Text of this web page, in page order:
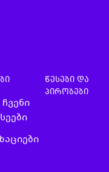
წესები და
პირობები